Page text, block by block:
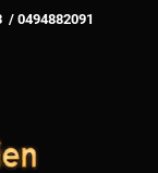
/ 0494882091